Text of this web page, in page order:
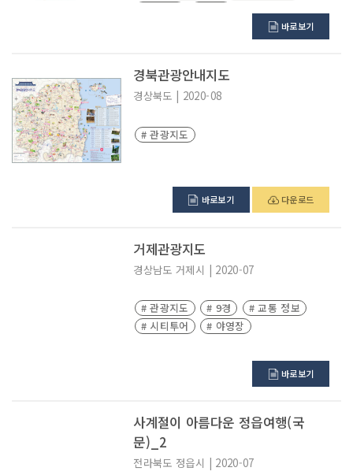
바로보기
경북관광안내지도
경상북도 2020-08
# 관광지도
바로보기 다운로드
거제관광지도
경상남도 거제시 | 2020-07
# 관광지도 # 9경
# 교통 정보
# 시티투어
# 야영장
바로보기
사계절이 아름다운 정읍여행(국
문)_2
전라북도 정읍시 2020-07